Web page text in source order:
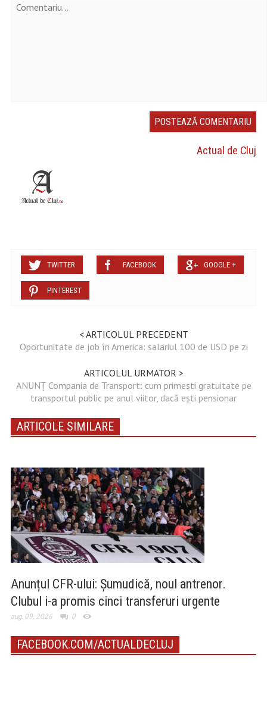
Actual de Cluj
TWITTER FACEBOOK GOOGLE +
PINTEREST
< ARTICOLUL PRECEDENT
Oportunitate de job în America: salariul 100 de USD pe zi
ARTICOLUL URMATOR >
ANUNȚ Compania de Transport: cum primești gratuitate pe
transportul public pe anul viitor, dacă ești pensionar
ARTICOLE SIMILARE
Anunțul CFR-ului: Șumudică, noul antrenor.
Clubul i-a promis cinci transferuri urgente
aug. 09, 2026 0
FACEBOOK.COM/ACTUALDECLUJ